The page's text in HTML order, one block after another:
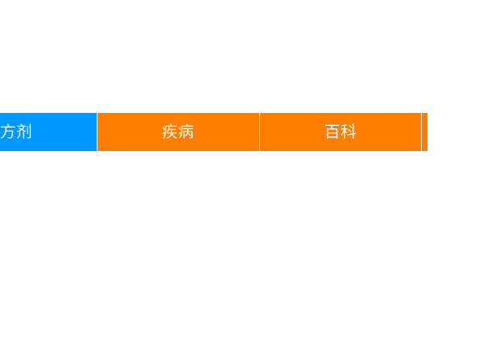
方剂 疾病 百科